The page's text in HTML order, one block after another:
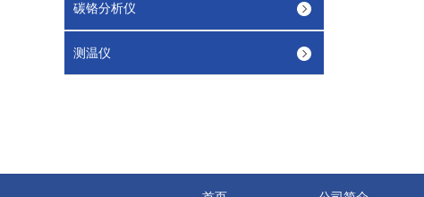
碳铬分析仪
测温仪